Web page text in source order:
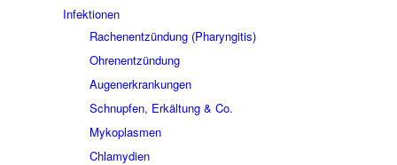
Infektionen
Rachenentzündung (Pharyngitis)
Ohrenentzündung
Augenerkrankungen
Schnupfen, Erkältung & Co.
Mykoplasmen
Chlamydien